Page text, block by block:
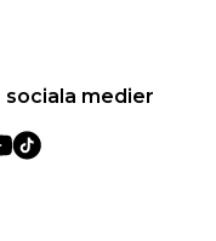
sociala medier